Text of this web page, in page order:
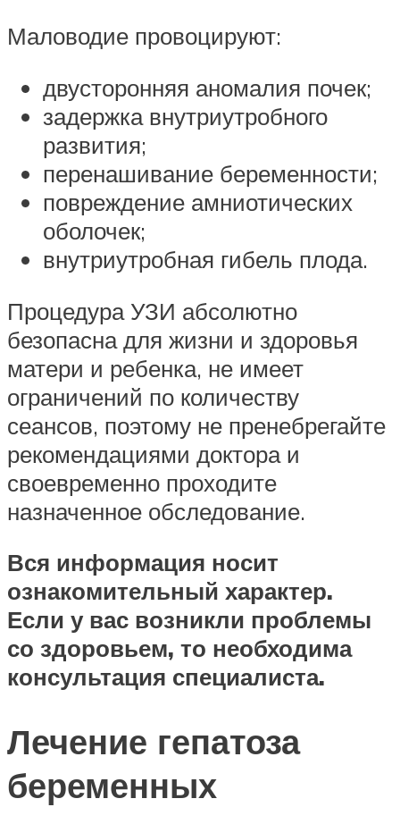
Маловодие провоцируют:
двусторонняя аномалия почек;
задержка внутриутробного
развития;
перенашивание беременности;
повреждение амниотических
оболочек;
внутриутробная гибель плода.
Процедура УЗИ абсолютно
безопасна для жизни и здоровья
матери и ребенка, не имеет
ограничений по количеству
сеансов, поэтому не пренебрегайте
рекомендациями доктора и
своевременно проходите
назначенное обследование.
Вся информация носит
ознакомительный характер.
Если у вас возникли проблемы
со здоровьем, то необходима
консультация специалиста.
Лечение гепатоза
беременных